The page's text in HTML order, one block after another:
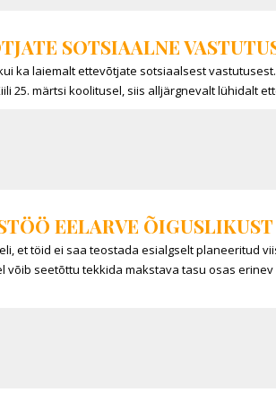
SOTSIAALNE
ka laiemalt ettevõtjate sotsiaalsest
25. märtsi koolitusel, siis alljärgnevalt lühidalt
EELARVE
et töid ei saa teostada esialgselt planeeritud
seetõttu tekkida makstava tasu osas